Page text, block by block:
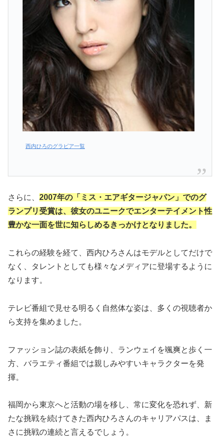
西内ひろのグラビア一覧
さらに、 2007年の「ミス・エアギタージャパン」でのグ
ランプリ受賞は、彼女のユニークでエンターテイメント性
豊かな一面を世に知らしめるきっかけとなりました。
これらの経験を経て、西内ひろさんはモデルとしてだけで
なく、タレントとしても様々なメディアに登場するように
なります。
テレビ番組で見せる明るく自然体な姿は、多くの視聴者か
ら支持を集めました。
ファッション誌の表紙を飾り、ランウェイを颯爽と歩く一
方、バラエティ番組では親しみやすいキャラクターを発
揮。
福岡から東京へと活動の場を移し、常に変化を恐れず、新
たな挑戦を続けてきた西内ひろさんのキャリアパスは、ま
さに挑戦の連続と言えるでしょう。